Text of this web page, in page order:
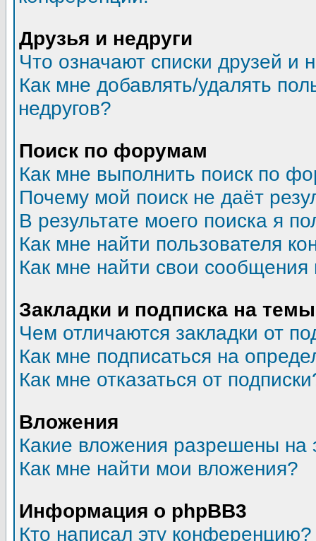
Друзья и недруги
Что означают списки друзей и
Как мне добавлять/удалять
недругов?
Поиск по форумам
Как мне выполнить поиск по
Почему мой поиск не даёт
В результате моего поиска я
Как мне найти пользователя
Как мне найти свои
Закладки и подписка на темы
Чем отличаются закладки от
Как мне подписаться на
Как мне отказаться от
Вложения
Какие вложения разрешены на
Как мне найти мои вложения?
Информация о phpBB3
Кто написал эту конференцию?